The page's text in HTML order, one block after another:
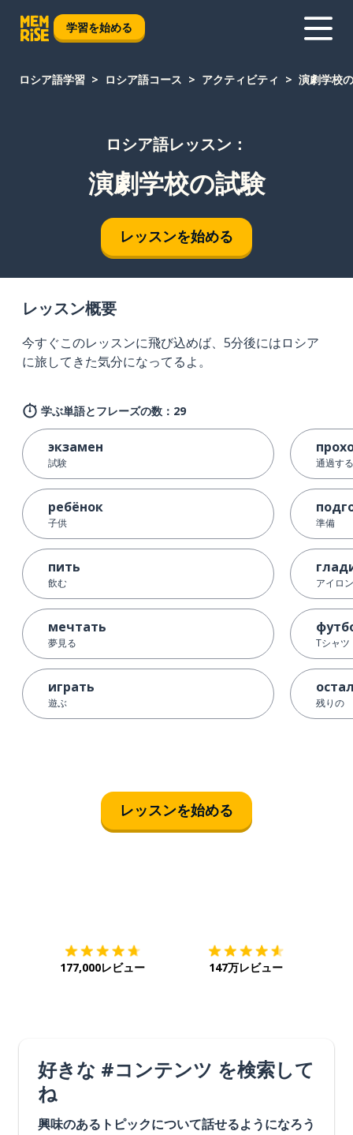
学習を始める
ロシア語学習 ロシア語コース アクティビティ 演劇学校
ロシア語レッスン：
演劇学校の試験
レッスンを始める
レッスン概要
今すぐこのレッスンに飛び込めば、5分後にはロシア
に旅してきた気分になってるよ。
学ぶ単語とフレーズの数：29
экзамен
試験
ребёнок
子供
пить
飲む
мечтать
夢見る
играть
遊ぶ
通過す
準備
アイロ
Tシャツ
残りの
レッスンを始める
177,000レビュー 147万レビュー
好きな #コンテンツ を検索して
ね
興味のあるトピックについて話せるようになろう